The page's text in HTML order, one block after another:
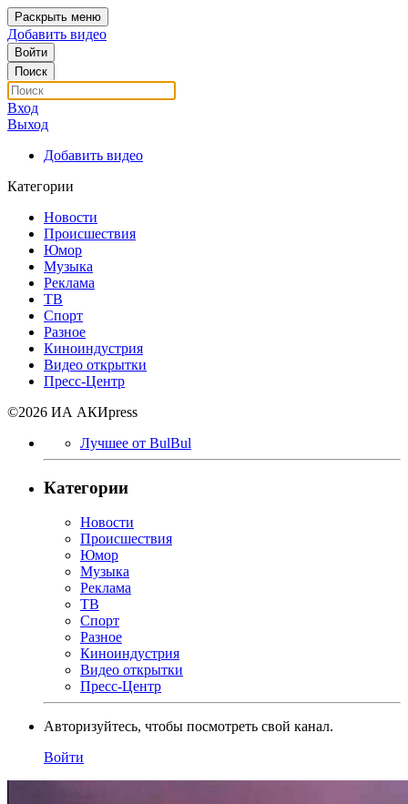
Раскрыть меню
Добавить видео
Войти
Поиск
Вход
Выход
Добавить видео
Категории
Новости
Происшествия
Юмор
Музыка
Реклама
ТВ
Спорт
Разное
Киноиндустрия
Видео открытки
Пресс-Центр
©2026 ИА АКИpress
Лучшее от BulBul
Категории
Новости
Происшествия
Юмор
Музыка
Реклама
ТВ
Спорт
Разное
Киноиндустрия
Видео открытки
Пресс-Центр
Авторизуйтесь, чтобы посмотреть свой канал.
Войти